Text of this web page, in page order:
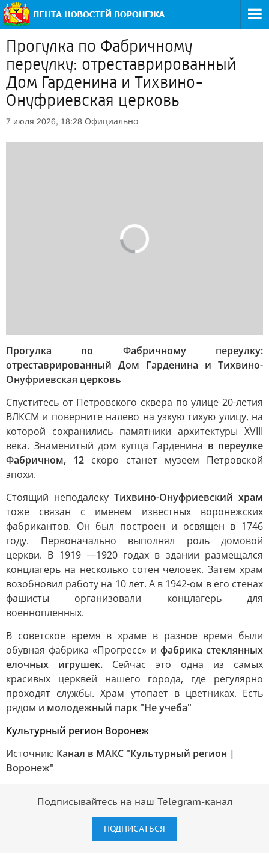
Прогулка по Фабричному
переулку: отреставрированный
Дом Гарденина и Тихвино-
Онуфриевская церковь
7 июля 2026, 18:28 Официально
Прогулка по Фабричному переулку:
отреставрированный Дом Гарденина и Тихвино-
Онуфриевская церковь
Спуститесь от Петровского сквера по улице 20-летия
ВЛКСМ и поверните налево на узкую тихую улицу, на
которой сохранились памятники архитектуры XVIII
века. Знаменитый дом купца Гарденина в переулке
Фабричном, 12 скоро станет музеем Петровской
эпохи.
Стоящий неподалеку Тихвино-Онуфриевский храм
тоже связан с именем известных воронежских
фабрикантов. Он был построен и освящен в 1746
году. Первоначально выполнял роль домовой
церкви. В 1919 —1920 годах в здании размещался
концлагерь на несколько сотен человек. Затем храм
возобновил работу на 10 лет. А в 1942-ом в его стенах
фашисты организовали концлагерь для
военнопленных.
В советское время в храме в разное время были
обувная фабрика «Прогресс» и фабрика стеклянных
елочных игрушек. Сейчас это одна из самых
красивых церквей нашего города, где регулярно
проходят службы. Храм утопает в цветниках. Есть
рядом и молодежный парк "Не учеба"
Культурный регион Воронеж
Источник: Канал в МАКС "Культурный регион |
Воронеж"
Подписывайтесь на наш Telegram-канал
ПОДПИСАТЬСЯ